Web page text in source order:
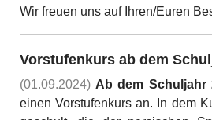
Wir freuen uns auf Ihren/Euren
Vorstufenkurs ab dem
(01.09.2024) Ab dem Schuljahr
einen Vorstufenkurs an. In dem